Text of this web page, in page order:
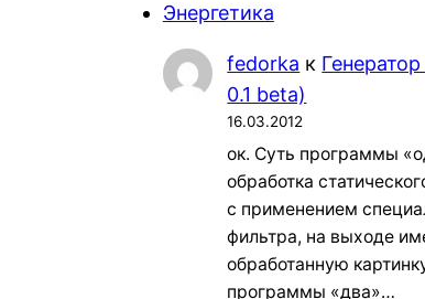
Энергетика
fedorka к
0.1 beta)
16.03.2012
ок. Суть программы
обработка
с применением
фильтра, на выходе
обработанную
программы «два»…